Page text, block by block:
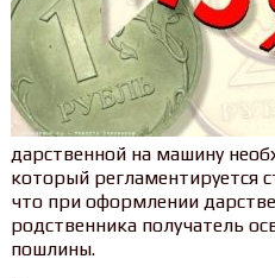
дарственной на машину
который регламентируется
что при оформлении
родственника получатель
пошлины.